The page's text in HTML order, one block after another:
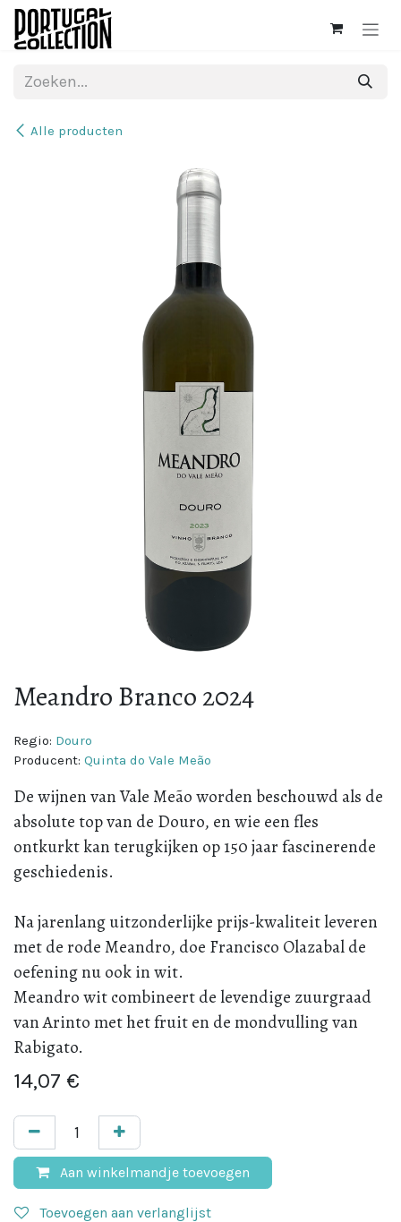
Overslaan naar inhoud
Alle producten
Meandro Branco 2024
Regio: Douro
Producent: Quinta do Vale Meão
De wijnen van Vale Meão worden beschouwd als de
absolute top van de Douro, en wie een fles
ontkurkt kan terugkijken op 150 jaar fascinerende
geschiedenis.
Na jarenlang uitzonderlijke prijs-kwaliteit leveren
met de rode Meandro, doe Francisco Olazabal de
oefening nu ook in wit.
Meandro wit combineert de levendige zuurgraad
van Arinto met het fruit en de mondvulling van
Rabigato.
14,07 €
Aan winkelmandje toevoegen
Toevoegen aan verlanglijst